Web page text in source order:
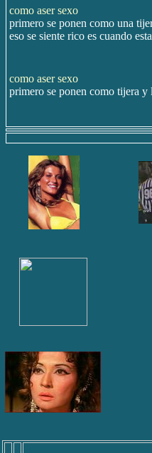
como aser sexo
primero se ponen como una
eso se siente rico es cuando
como aser sexo
primero se ponen como tijera y